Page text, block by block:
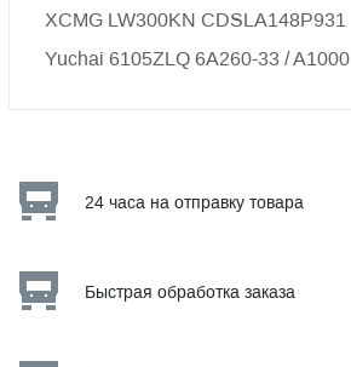
XCMG LW300KN CDSLA148P931
Yuchai 6105ZLQ 6A260-33 / A1000
24 часа на отправку товара
Быстрая обработка заказа